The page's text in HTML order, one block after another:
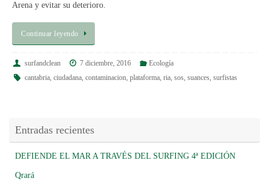
Arena y evitar su deterioro.
Continuar leyendo
surfandclean 7 diciembre, 2016
Ecología
cantabria, ciudadana, contaminacion, plataforma, ria, sos, suances, surfistas
Entradas recientes
DEFIENDE EL MAR A TRAVÉS DEL SURFING 4ª EDICIÓN
Qrará